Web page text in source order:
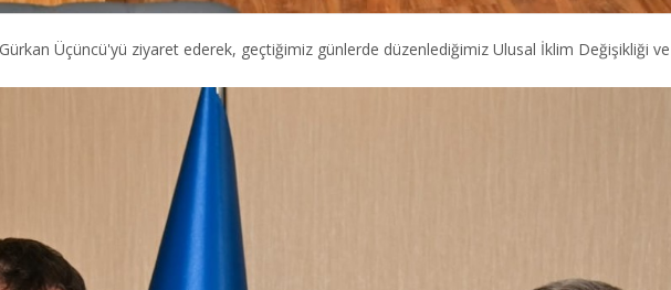
Üçüncü'yü ziyaret ederek, geçtiğimiz günlerde düzenlediğimiz Ulusal İklim Değişikliği ve